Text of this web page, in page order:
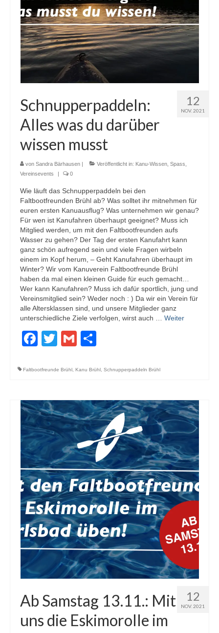
12
NOV. 2021
Schnupperpaddeln:
Alles was du darüber
wissen musst
von Sandra Bärhausen Veröffentlicht in: Kanu-Wissen Spass
Vereinsevents
0
Wie läuft das Schnupperpaddeln bei den
Faltbootfreunden Brühl ab? Was solltet ihr mitnehmen für
euren ersten Kanuausflug? Was unternehmen wir genau?
Für wen ist Kanufahren überhaupt geeignet? Muss ich
Mitglied werden, um mit den Faltbootfreunden aufs
Wasser zu gehen? Der Tag der ersten Kanufahrt kann
ganz schön aufregend sein und viele Fragen wirbeln
einem im Kopf herum, – Geht Kanufahren überhaupt im
Winter? Wir vom Kanuverein Faltbootfreunde Brühl
haben da mal einen kleinen Guide für euch gemacht…
Wer kann Kanufahren? Muss ich dafür sportlich, jung und
Vereinsmitglied sein? Weder noch : ) Da wir ein Verein für
alle Altersklassen sind, und unsere Mitglieder ganz
unterschiedliche Ziele verfolgen, wirst auch … Weiter
Facebook
TwitterGmail
Faltbootfreunde Brühl , Kanu Brühl , Schnupperpaddeln Brühl
12
NOV. 2021
Ab Samstag 13.11.: Mit
uns die Eskimorolle im